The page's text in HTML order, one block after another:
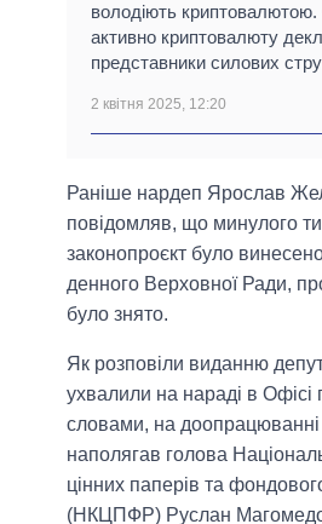
володіють
активно криптовалюту
представники силових
2 квітня 2025, 12:20
Раніше нардеп Ярослав
повідомляв, що минулого
законопроєкт було
денного Верховної Ради,
було знято.
Як розповіли виданню
ухвалили на нараді в Офісі
словами, на доопрацюванні
наполягав голова
цінних паперів та
(НКЦПФР) Руслан